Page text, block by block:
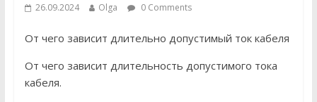
26.09.2024 Olga 0 Comments
От чего зависит длительно допустимый ток кабеля
От чего зависит длительность допустимого тока
кабеля.